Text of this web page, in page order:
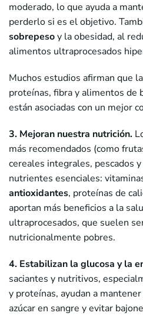
moderado, lo que ayuda a
perderlo si es el objetivo.
sobrepesoy la obesidad, al
alimentos ultraprocesados
Muchos estudios afirman que
proteínas, fibra y alimentos de
están asociadas con un mejor
3. Mejoran nuestra nutrición.
más recomendados (como
cereales integrales, pescados
nutrientes esenciales:
antioxidantes, proteínas de
aportan más beneficios a la
ultraprocesados, que suelen
nutricionalmente pobres.
4. Estabilizan la glucosa y la
saciantes y nutritivos,
y proteínas, ayudan a
azúcar en sangre y evitar